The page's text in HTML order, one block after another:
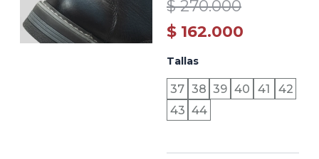
$270.000
Original
price
was:
$ 270.000.
$ 162.000
Current
price
is:
$ 162.000.
Tallas
37 38 39 40 41
42
43 44
ASPEN
-
AZUL
OSCURO
cantidad